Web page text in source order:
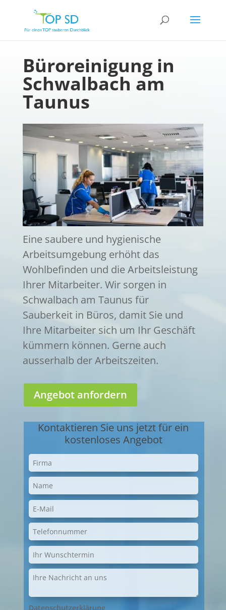
Büroreinigung in
Schwalbach am
Taunus
Eine saubere und hygienische
Arbeitsumgebung erhöht das
Wohlbefinden und die Arbeitsleistung
Ihrer Mitarbeiter. Wir sorgen in
Schwalbach am Taunus für
Sauberkeit in Büros, damit Sie und
Ihre Mitarbeiter sich um Ihr Geschäft
kümmern können. Gerne auch
ausserhalb der Arbeitszeiten.
Angebot anfordern
Kontaktieren Sie uns jetzt für ein
kostenloses Angebot
Datenschutzerklärung